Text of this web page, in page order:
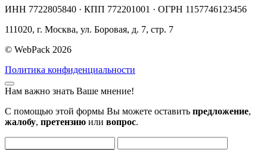
ИНН 7722805840 · КПП 772201001 · ОГРН 1157746123456
111020, г. Москва, ул. Боровая, д. 7, стр. 7
© WebPack 2026
Политика конфиденциальности
Нам важно знать Ваше мнение!
С помощью этой формы Вы можете оставить предложение,
жалобу, претензию или вопрос.